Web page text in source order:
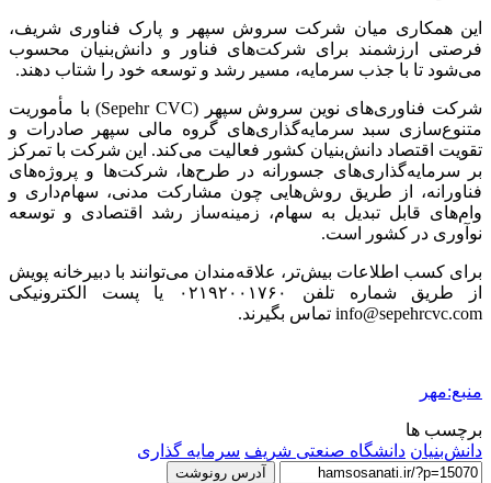
این همکاری میان شرکت سروش سپهر و پارک فناوری شریف،
فرصتی ارزشمند برای شرکت‌های فناور و دانش‌بنیان محسوب
می‌شود تا با جذب سرمایه، مسیر رشد و توسعه خود را شتاب دهند.
شرکت فناوری‌های نوین سروش سپهر (Sepehr CVC) با مأموریت
متنوع‌سازی سبد سرمایه‌گذاری‌های گروه مالی سپهر صادرات و
تقویت اقتصاد دانش‌بنیان کشور فعالیت می‌کند. این شرکت با تمرکز
بر سرمایه‌گذاری‌های جسورانه در طرح‌ها، شرکت‌ها و پروژه‌های
فناورانه، از طریق روش‌هایی چون مشارکت مدنی، سهام‌داری و
وام‌های قابل تبدیل به سهام، زمینه‌ساز رشد اقتصادی و توسعه
نوآوری در کشور است.
برای کسب اطلاعات بیش‌تر، علاقه‌مندان می‌توانند با دبیرخانه پویش
از طریق شماره تلفن ۰۲۱۹۲۰۰۱۷۶۰ یا پست الکترونیکی
info@sepehrcvc.com تماس بگیرند.
منبع:مهر
برچسب ها
دانش‌بنیان دانشگاه صنعتی شریف سرمایه گذاری
آدرس رونوشت